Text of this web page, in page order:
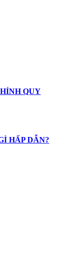
QUY
HẤP DẪN?